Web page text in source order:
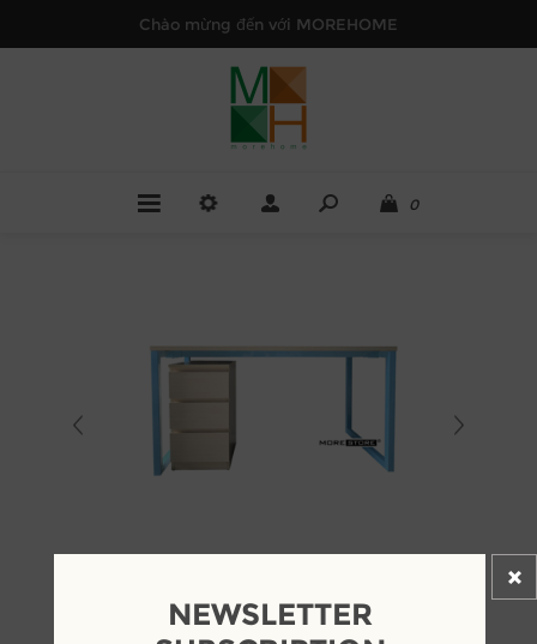
Chào mừng đến với MOREHOME
0
NEWSLETTER